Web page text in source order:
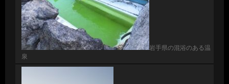
岩手県の混浴のある温
泉